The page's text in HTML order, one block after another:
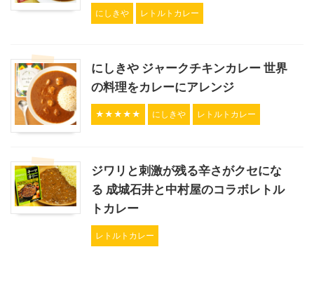
にしきや レトルトカレー
にしきや ジャークチキンカレー 世界
の料理をカレーにアレンジ
★★★★★ にしきや レトルトカレー
ジワリと刺激が残る辛さがクセにな
る 成城石井と中村屋のコラボレトル
トカレー
レトルトカレー